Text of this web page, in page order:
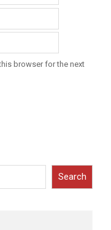
browser for the next
Search